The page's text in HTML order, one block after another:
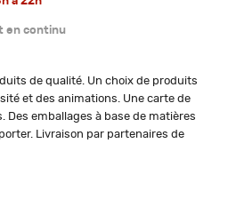
en continu
de qualité. Un choix de produits
et des animations. Une carte de
emballages à base de matières
Livraison par partenaires de